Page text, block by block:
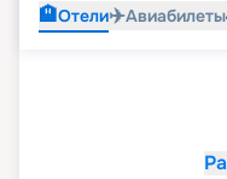
🏨Отели✈️Авиабилеты